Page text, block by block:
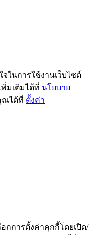
ในการใช้งานเว็บไซต์
พิ่มเติมได้ที่ นโยบาย
ณได้ที่ ตั้งค่า
กการตั้งค่าคุกกี้โดยเปิด/